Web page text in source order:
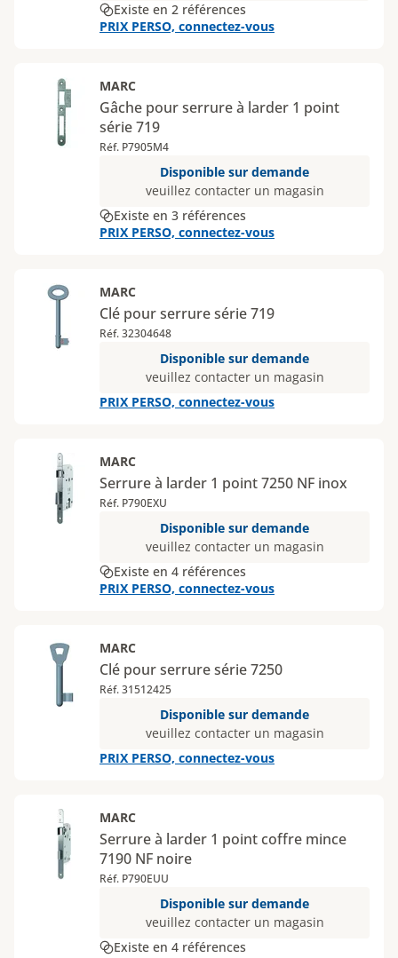
Existe en 2 références
PRIX PERSO, connectez-vous
MARC
Gâche pour serrure à larder 1 point
série 719
Réf. P7905M4
Disponible sur demande
veuillez contacter un magasin
Existe en 3 références
PRIX PERSO, connectez-vous
MARC
Clé pour serrure série 719
Réf. 32304648
Disponible sur demande
veuillez contacter un magasin
PRIX PERSO, connectez-vous
MARC
Serrure à larder 1 point 7250 NF inox
Réf. P790EXU
Disponible sur demande
veuillez contacter un magasin
Existe en 4 références
PRIX PERSO, connectez-vous
MARC
Clé pour serrure série 7250
Réf. 31512425
Disponible sur demande
veuillez contacter un magasin
PRIX PERSO, connectez-vous
MARC
Serrure à larder 1 point coffre mince
7190 NF noire
Réf. P790EUU
Disponible sur demande
veuillez contacter un magasin
Existe en 4 références